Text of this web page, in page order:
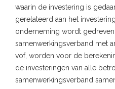
waarin de investering is
gerelateerd aan het
onderneming wordt
samenwerkingsverband met
vof, worden voor de
de investeringen van alle
samenwerkingsverband